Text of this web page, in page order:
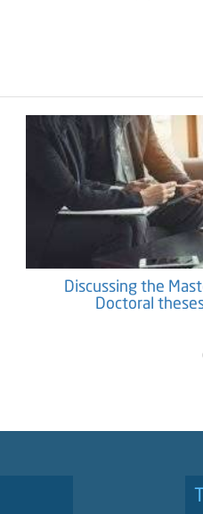
Discussing the
Doctoral